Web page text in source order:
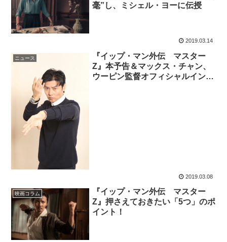
毫”し、ミシェル・ヨーに伝授
2019.03.14
ニュース
『イップ・マン外伝 マスター
Z』本予告＆マックス・チャン、
ウーピン監督オフィシャルインタ
2019.03.08
映画コラム
『イップ・マン外伝 マスター
Z』押さえておきたい「5つ」のポ
イント！